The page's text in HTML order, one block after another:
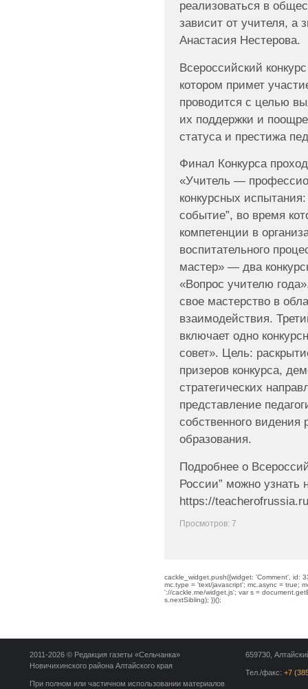
реализоваться в
зависит от учителя, а
Анастасия Нестерова.
Всероссийский
котором примет
проводится с целью
их поддержки и
статуса и престижа
Финал Конкурса
«Учитель —
конкурсных испытания:
событие”, во время
компетенции в
воспитательного
мастер» — два
«Вопрос учителю
свое мастерство в
взаимодействия.
включает одно
совет». Цель:
призеров конкурса,
стратегических
представление
собственного
образования.
Подробнее о
России” можно узнать
https://
Просмотров: 7
cackle_widget.push({widget: 'Comment', id:
mc.type = 'text/javascript'; mc.async = true;
'://cackle.me/widget.js'; var s =
s.nextSibling); })();
659730,
Тел./факс: +7
2011-2026 © Редакция газеты «Сельчанка»
Новичихинского района Алтайского края
При полном или частичном использовании материалов